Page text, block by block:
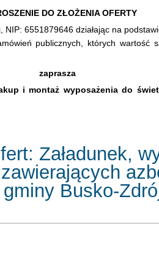
DO ZŁOŻENIA OFERTY
6551879646 działając na
publicznych, których
zaprasza
i montaż wyposażenia do
Załadunek,
Busko-